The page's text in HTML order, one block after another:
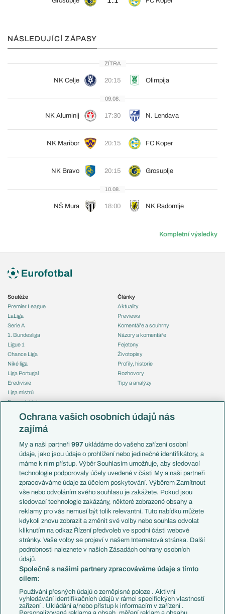
NÁSLEDUJÍCÍ ZÁPASY
ZÍTRA
NK Celje 20:15 Olimpija
09.08.
NK Aluminij 17:30 N. Lendava
NK Maribor 20:15 FC Koper
NK Bravo 20:15 Grosuplje
10.08.
NŠ Mura 18:00 NK Radomlje
Kompletní výsledky
Soutěže
Premier League
LaLiga
Serie A
1. Bundesliga
Ligue 1
Chance Liga
Niké liga
Liga Portugal
Eredivisie
Liga mistrů
Evropská liga
Mistrovství světa
Liga národů
Témata
Představení týmů MS
EuroSkauting
PL v kostce
Evropské koeficienty
Přestupy
Přestupové spekulace
Zranění
Kluby
Arsenal FC
Chelsea FC
Manchester United
AC Milán
Juventus FC
Bayern Mnichov
FC Barcelona
Články
Aktuality
Previews
Komentáře a souhrny
Názory a komentáře
Fejetony
Životopisy
Profily, historie
Rozhovory
Tipy a analýzy
Česko
Francie
Itálie
Německo
Španělsko
Argentina
Brazílie
Přestupy
Zápasy
Livescore
Tipovací soutěž
Ochrana vašich osobních údajů nás
zajímá
My a naši partneři997 ukládáme do vašeho zařízení osobní
údaje, jako jsou údaje o prohlížení nebo jedinečné identifikátory, a
máme k nim přístup. Výběr Souhlasím umožňuje, aby sledovací
technologie podporovaly účely uvedené v části My a naši partneři
zpracováváme údaje za účelem poskytování. Výběrem Zamítnout
vše nebo odvoláním svého souhlasu je zakážete. Pokud jsou
sledovací technologie zakázány, některé zobrazené obsahy a
reklamy pro vás nemusí být tolik relevantní. Tuto nabídku můžete
kdykoli znovu zobrazit a změnit své volby nebo souhlas odvolat
kliknutím na odkaz Řízení předvoleb ve spodní části webové
stránky. Vaše volby se projeví v našem Internetová stránka. Další
podrobnosti naleznete v našich Zásadách ochrany osobních
údajů.
Společně s našimi partnery zpracováváme údaje s tímto
cílem:
Používání přesných údajů o zeměpisné poloze . Aktivní
vyhledávání identifikačních údajů v rámci specifických vlastností
zařízení . Ukládání a/nebo přístup k informacím v zařízení .